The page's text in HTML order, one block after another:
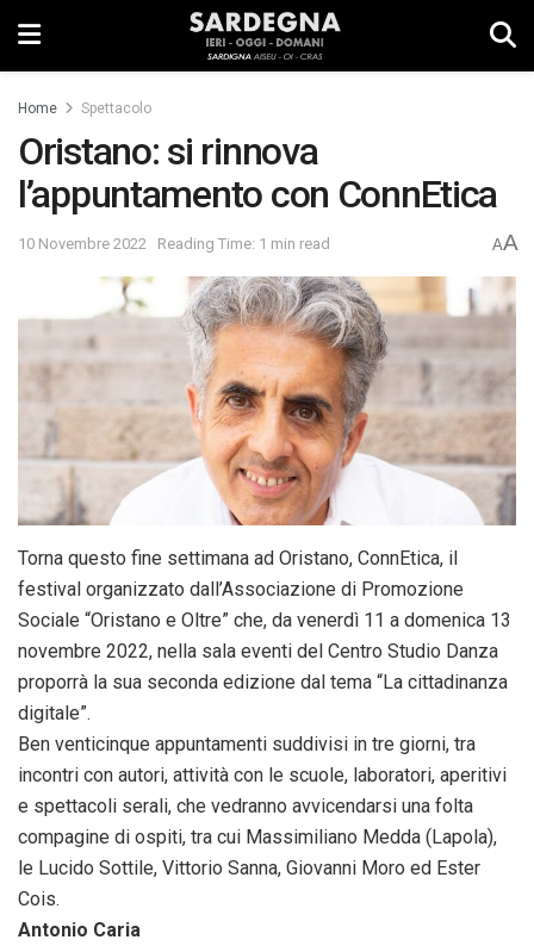
Home Spettacolo
Oristano: si rinnova
l’appuntamento con ConnEtica
10 Novembre 2022 Reading Time: 1 min read AA
Torna questo fine settimana ad Oristano, ConnEtica, il
festival organizzato dall’Associazione di Promozione
Sociale “Oristano e Oltre” che, da venerdì 11 a domenica 13
novembre 2022, nella sala eventi del Centro Studio Danza
proporrà la sua seconda edizione dal tema “La cittadinanza
digitale”.
Ben venticinque appuntamenti suddivisi in tre giorni, tra
incontri con autori, attività con le scuole, laboratori, aperitivi
e spettacoli serali, che vedranno avvicendarsi una folta
compagine di ospiti, tra cui Massimiliano Medda (Lapola),
le Lucido Sottile, Vittorio Sanna, Giovanni Moro ed Ester
Cois.
Antonio Caria